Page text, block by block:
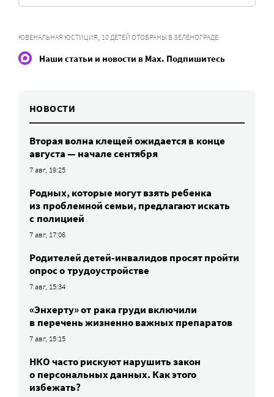
ЮВЕНАЛЬНАЯ ЮСТИЦИЯ, 10 ДЕТЕЙ ОТОБРАНЫ В ЗЕЛЕНОГРАДЕ
Наши статьи и новости в Max. Подпишитесь
НОВОСТИ
Вторая волна клещей ожидается в конце
августа — начале сентября
7 авг, 19:25
Родных, которые могут взять ребенка
из проблемной семьи, предлагают искать
с полицией
7 авг, 17:06
Родителей детей-инвалидов просят пройти
опрос о трудоустройстве
7 авг, 15:34
«Энхерту» от рака груди включили
в перечень жизненно важных препаратов
7 авг, 15:15
НКО часто рискуют нарушить закон
о персональных данных. Как этого
избежать?